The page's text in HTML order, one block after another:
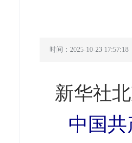
时间：2025-10-23 17:57:18
新华社
中国